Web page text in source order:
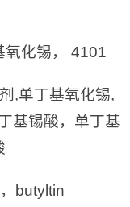
氧化锡， 4101
,单丁基氧化锡,
基锡酸，单丁基
butyltin